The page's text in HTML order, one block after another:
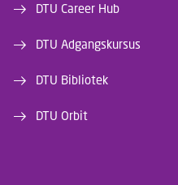
DTU Career Hub
DTU Adgangskursus
DTU Bibliotek
DTU Orbit